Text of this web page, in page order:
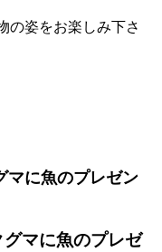
の姿をお楽しみ下さ
マに魚のプレゼン
マに魚のプレゼ